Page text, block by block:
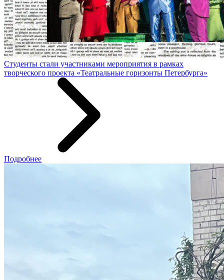
Студенты стали участниками мероприятия в рамках
творческого проекта «Театральные горизонты Петербурга»
Подробнее